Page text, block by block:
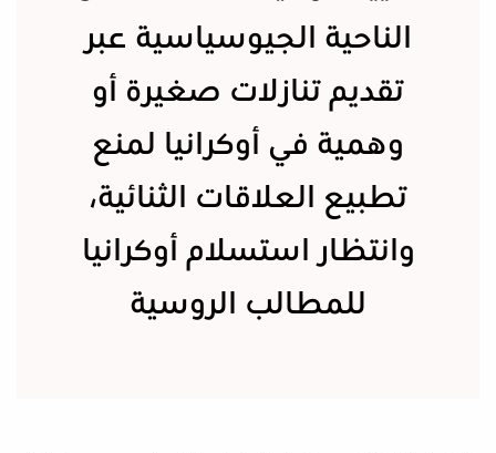
الناحية الجيوسياسية عبر
تقديم تنازلات صغيرة أو
وهمية في أوكرانيا لمنع
تطبيع العلاقات الثنائية،
وانتظار استسلام أوكرانيا
للمطالب الروسية